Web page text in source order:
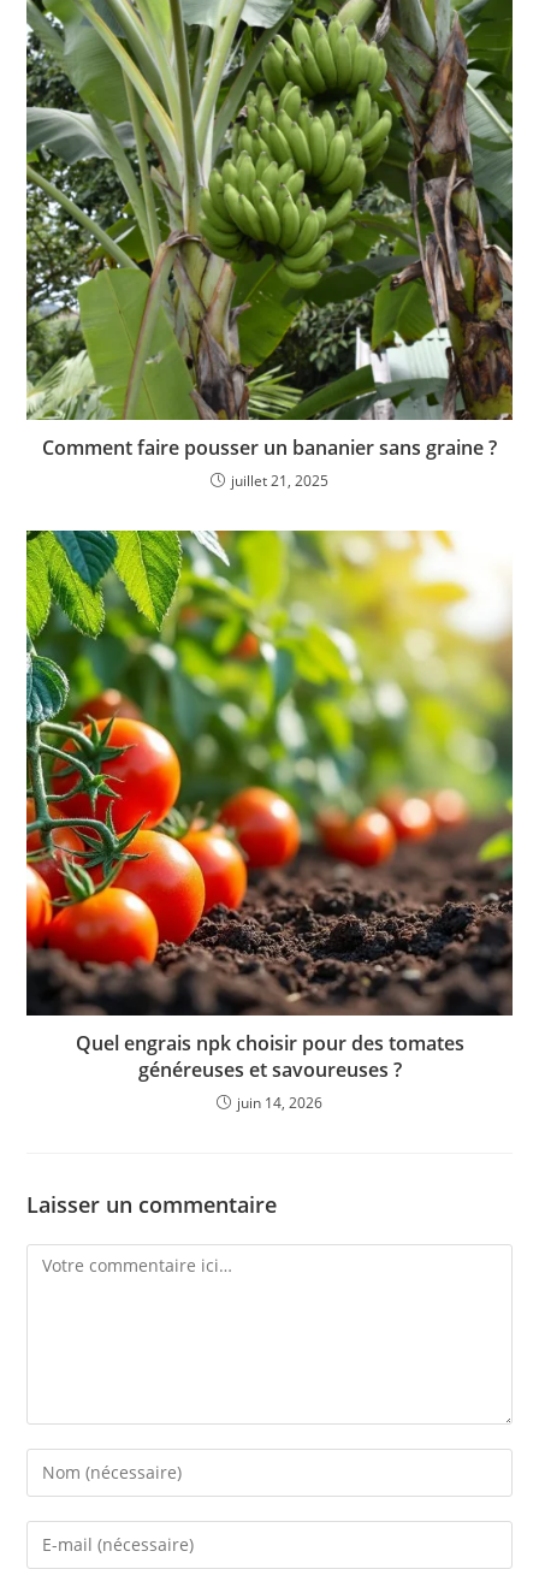
Comment faire pousser un bananier sans graine ?
juillet 21, 2025
Quel engrais npk choisir pour des tomates
généreuses et savoureuses ?
juin 14, 2026
Laisser un commentaire